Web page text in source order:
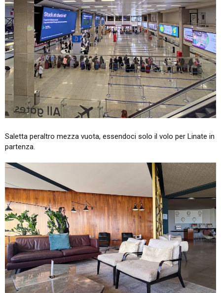
Saletta peraltro mezza vuota, essendoci solo il volo per Linate in
partenza.